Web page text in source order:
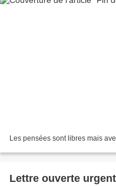
Les pensées sont libres mais
Lettre ouverte